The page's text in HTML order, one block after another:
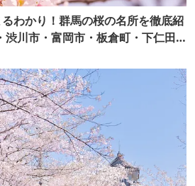
るわかり！群馬の桜の名所を徹底紹
川市・富岡市・板倉町・下仁田